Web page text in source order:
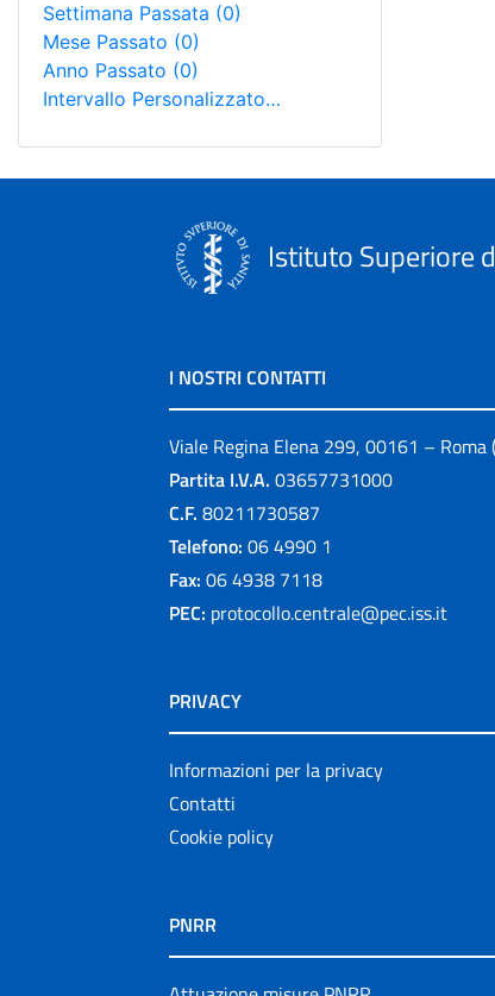
Settimana Passata (0)
Mese Passato (0)
Anno Passato (0)
Intervallo Personalizzato…
Istituto Superiore
I NOSTRI CONTATTI
Viale Regina Elena 299, 00161 – Roma
Partita I.V.A. 03657731000
C.F. 80211730587
Telefono: 06 4990 1
Fax: 06 4938 7118
PEC: protocollo.centrale@pec.iss.it
PRIVACY
Informazioni per la privacy
Contatti
Cookie policy
PNRR